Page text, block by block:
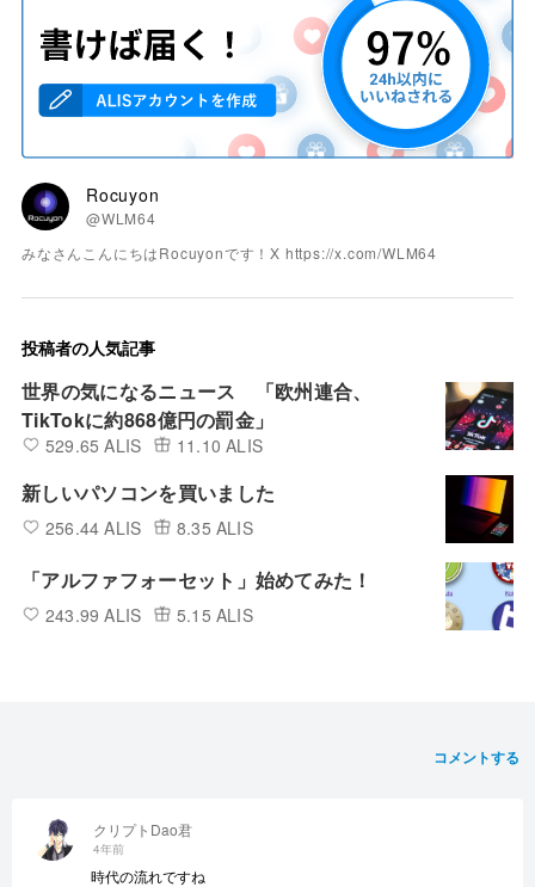
Rocuyon
@WLM64
みなさんこんにちはRocuyonです！X https://x.com/WLM64
投稿者の人気記事
世界の気になるニュース 「欧州連合、
TikTokに約868億円の罰金」
529.65 ALIS 11.10 ALIS
新しいパソコンを買いました
256.44 ALIS 8.35 ALIS
「アルファフォーセット」始めてみた！
243.99 ALIS 5.15 ALIS
コメントする
クリプトDao君
4年前
時代の流れですね